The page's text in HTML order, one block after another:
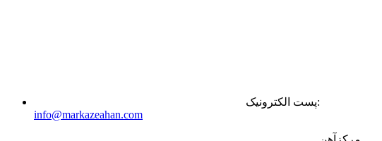
پست الکترونیک:
info@markazeahan.com